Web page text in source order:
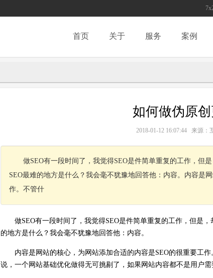
首页 关于 服务 案例
如何做伪原
2018-01-12 16:07:44 来源：
做SEO有一段时间了，我觉得SEO是件简单重复的工作，但
SEO最难的地方是什么？我会毫不犹豫地回答他：内容。内容是
作。不管什
做SEO有一段时间了，我觉得SEO是件简单重复的工作，但是
的地方是什么？我会毫不犹豫地回答他：内容。
内容是网站的核心，为网站添加合适的内容是SEO的很重要工
说，一个网站基础优化做得无可挑剔了，如果网站内容都不是用户